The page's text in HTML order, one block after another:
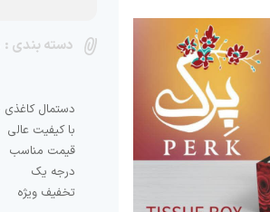
دسته بندی :
تخفیف ویژه